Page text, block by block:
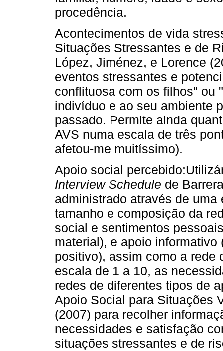
procedência.
Acontecimentos de vida
Situações Stressantes e de
López, Jiménez, e Lorence
eventos stressantes e
conflituosa com os filhos" ou
indivíduo e ao seu ambiente
passado. Permite ainda
AVS numa escala de três
afetou-me muitíssimo).
Apoio social
Interview Schedule de
administrado através de
tamanho e composição da
social e sentimentos
material), e apoio
positivo), assim como a rede
escala de 1 a 10, as
redes de diferentes tipos de
Apoio Social para Situações
(2007) para recolher
necessidades e satisfação
situações stressantes e de